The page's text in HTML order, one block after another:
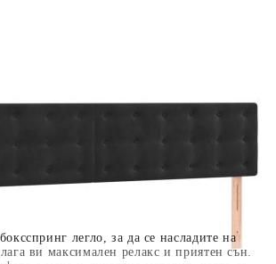
легло, за да се насладите на
ви максимален релакс и приятен сън.
до 1000 лв. / €511.31
месечни вноски с оскъпяване. За